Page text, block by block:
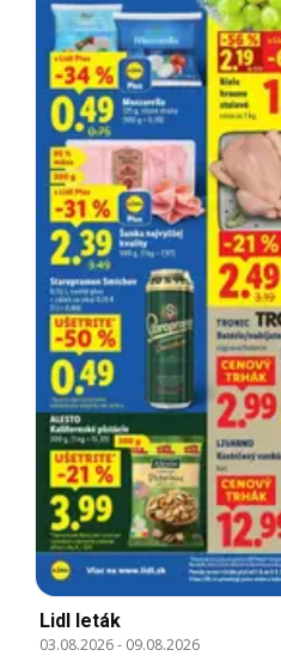
Lidl leták
03.08.2026- 09.08.2026